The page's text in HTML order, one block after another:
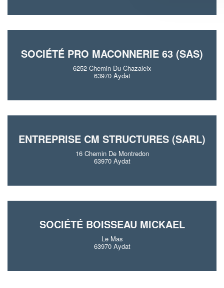
SOCIÉTÉ PRO MACONNERIE 63 (SAS)
6252 Chemin Du Chazaleix
63970 Aydat
ENTREPRISE CM STRUCTURES (SARL)
16 Chemin De Montredon
63970 Aydat
SOCIÉTÉ BOISSEAU MICKAEL
Le Mas
63970 Aydat